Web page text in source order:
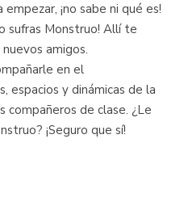
¡no sabe ni qué es!
sufras Monstruo! Allí te
amigos.
en el
espacios y dinámicas de la
compañeros de clase. ¿Le
¡Seguro que sí!